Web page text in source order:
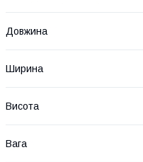
Довжина
Ширина
Висота
Вага